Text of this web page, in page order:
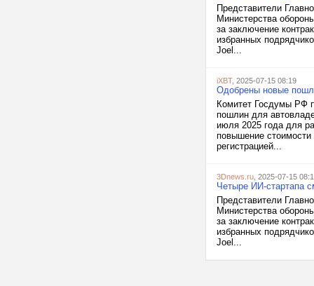
Представители
Министерства
за заключение
избранных
Joel...
iXBT, 2025-07-15 08:19
Одобрены новые
Комитет Госдумы РФ
пошлин для
июля 2025 года для
повышение стоимости
регистрацией...
3Dnews.ru , 2025-07-15
Четыре ИИ-стартапа
Представители
Министерства
за заключение
избранных
Joel...